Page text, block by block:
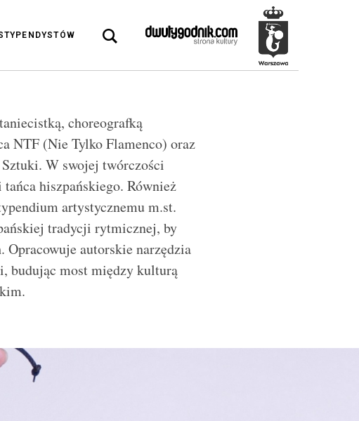
choreografką
NTF (Nie Tylko Flamenco) oraz
W swojej twórczości
hiszpańskiego. Również
artystycznemu m.st.
tradycji rytmicznej, by
Opracowuje autorskie narzędzia
budując most między kulturą